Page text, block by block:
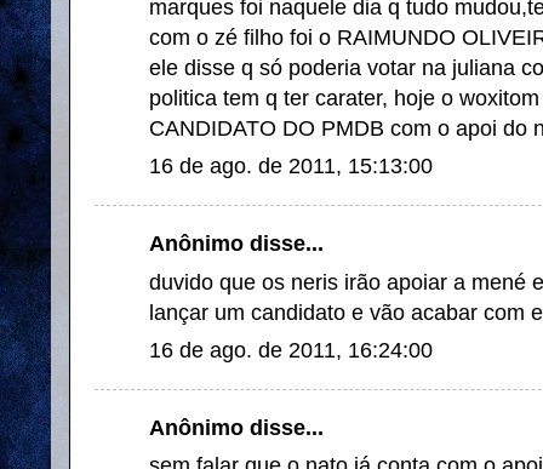
marques foi naquele dia q tudo
com o zé filho foi o RAIMUNDO
ele disse q só poderia votar na juliana
politica tem q ter carater, hoje o
CANDIDATO DO PMDB com o apoi do
16 de ago. de 2011, 15:13:00
Anônimo disse...
duvido que os neris irão apoiar a mené
lançar um candidato e vão acabar com
16 de ago. de 2011, 16:24:00
Anônimo disse...